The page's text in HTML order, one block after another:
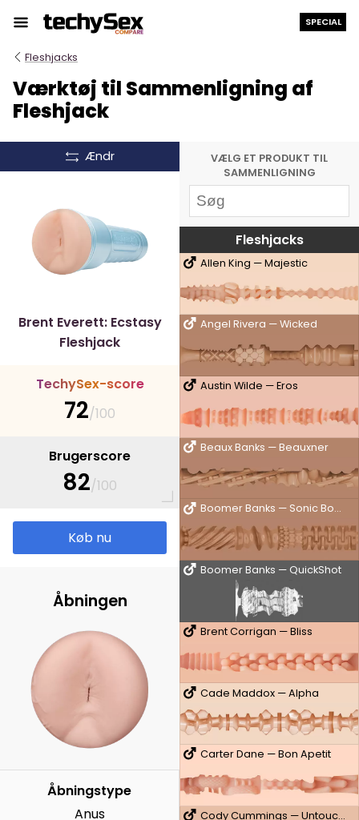
indholdet
SPECIAL
Fleshjacks
Værktøj til Sammenligning af
Fleshjack
VÆLG ET PRODUKT TIL
SAMMENLIGNING
Fleshjacks
Allen King — Majestic
Angel Rivera — Wicked
Austin Wilde — Eros
Beaux Banks — Beauxner
Boomer Banks — Sonic Boom
Boomer Banks — QuickShot
Brent Corrigan — Bliss
Cade Maddox — Alpha
Carter Dane — Bon Apetit
Cody Cummings — Untouched
Ændr
Brent Everett: Ecstasy
Fleshjack
TechySex-score
72/100
Brugerscore
82/100
Køb nu
Åbningen
Åbningstype
Anus